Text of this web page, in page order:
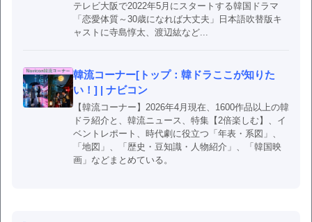
テレビ大阪で2022年5月にスタートする韓国ドラマ
「恋愛体質～30歳になれば大丈夫」日本語吹替版キ
ャストに寺島惇太、渡辺紘など...
韓流コーナー[トップ：韓ドラここが知りた
い！] | ナビコン
【韓流コーナー】2026年4月現在、1600作品以上の韓
ドラ紹介と、韓流ニュース、特集【2倍楽しむ】、イ
ベントレポート、時代劇に役立つ「年表・系図」、
「地図」、「歴史・豆知識・人物紹介」、「韓国映
画」などまとめている。